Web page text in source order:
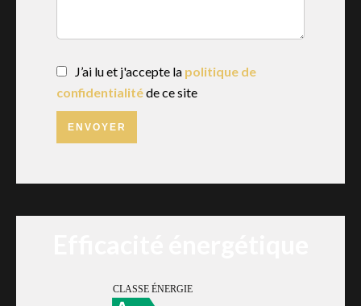
J’ai lu et j'accepte la politique de
confidentialitéde ce site
ENVOYER